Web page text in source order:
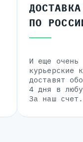
ДОСТАВКА
ПО
И еще очень
курьерские
доставят
4 дня в
За наш счет.